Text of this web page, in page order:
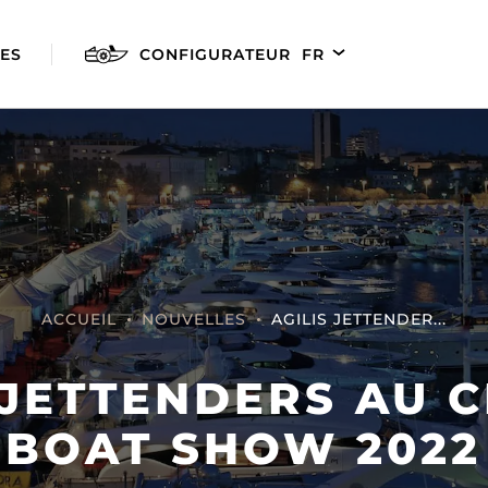
CONFIGURATEUR
FR
DE
AGILIS 280E AGILIS 305C
ACCUEIL NOUVELLES AGILIS JETTENDER...
AU
BOAT SHOW 2022